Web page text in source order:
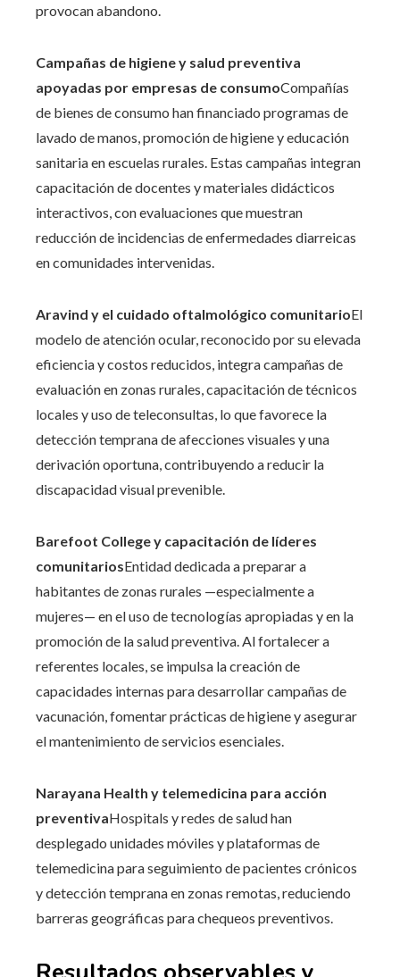
provocan abandono.
Campañas de higiene y salud preventiva
apoyadas por empresas de consumoCompañías
de bienes de consumo han financiado programas de
lavado de manos, promoción de higiene y educación
sanitaria en escuelas rurales. Estas campañas integran
capacitación de docentes y materiales didácticos
interactivos, con evaluaciones que muestran
reducción de incidencias de enfermedades diarreicas
en comunidades intervenidas.
Aravind y el cuidado oftalmológico comunitarioEl
modelo de atención ocular, reconocido por su elevada
eficiencia y costos reducidos, integra campañas de
evaluación en zonas rurales, capacitación de técnicos
locales y uso de teleconsultas, lo que favorece la
detección temprana de afecciones visuales y una
derivación oportuna, contribuyendo a reducir la
discapacidad visual prevenible.
Barefoot College y capacitación de líderes
comunitariosEntidad dedicada a preparar a
habitantes de zonas rurales —especialmente a
mujeres— en el uso de tecnologías apropiadas y en la
promoción de la salud preventiva. Al fortalecer a
referentes locales, se impulsa la creación de
capacidades internas para desarrollar campañas de
vacunación, fomentar prácticas de higiene y asegurar
el mantenimiento de servicios esenciales.
Narayana Health y telemedicina para acción
preventivaHospitals y redes de salud han
desplegado unidades móviles y plataformas de
telemedicina para seguimiento de pacientes crónicos
y detección temprana en zonas remotas, reduciendo
barreras geográficas para chequeos preventivos.